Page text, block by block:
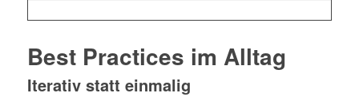
Best Practices im Alltag
Iterativ statt einmalig